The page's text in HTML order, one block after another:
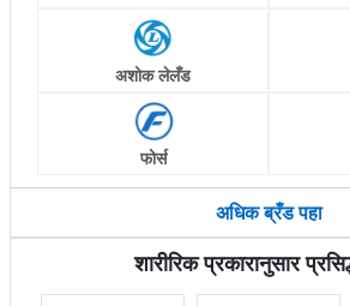
अशोक लेलँड
फोर्स
अधिक ब्रँड पहा
शारीरिक प्रकारानुसार